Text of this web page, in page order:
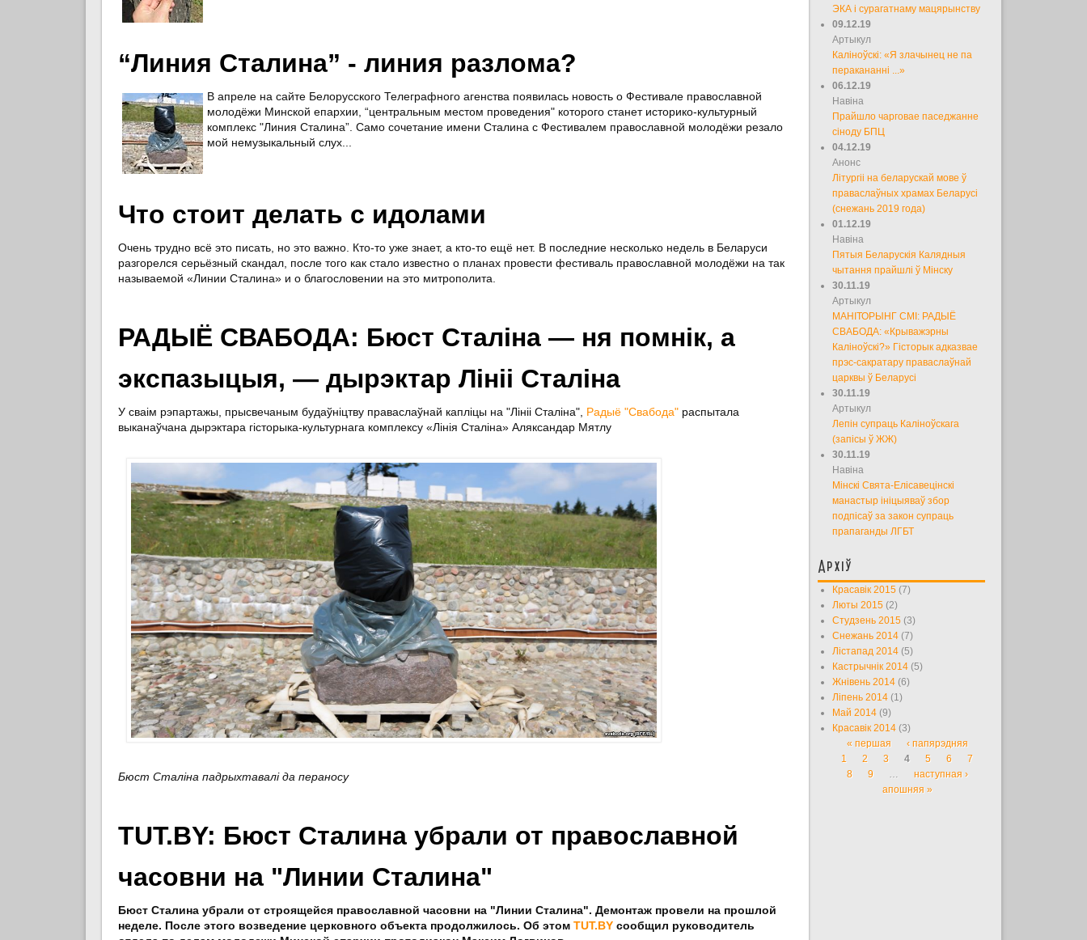
“Линия Сталина” - линия разлома?
В апреле на сайте Белорусского Телеграфного агенства появилась новость о Фестивале православной
молодёжи Минской епархии, “центральным местом проведения" которого станет историко-культурный
комплекс "Линия Сталина”. Само сочетание имени Сталина с Фестивалем православной молодёжи резало
мой немузыкальный слух...
Что стоит делать с идолами
Очень трудно всё это писать, но это важно. Кто-то уже знает, а кто-то ещё нет. В последние несколько недель в Беларуси
разгорелся серьёзный скандал, после того как стало известно о планах провести фестиваль православной молодёжи на так
называемой «Линии Сталина» и о благословении на это митрополита.
РАДЫЁ СВАБОДА: Бюст Сталіна — ня помнік, а
экспазыцыя, — дырэктар Лініі Сталіна
У сваім рэпартажы, прысвечаным будаўніцтву праваслаўнай капліцы на "Лініі Сталіна", Радыё "Свабода" распытала
выканаўчана дырэктара гісторыка-культурнага комплексу «Лінія Сталіна» Аляксандар Мятлу
Бюст Сталіна падрыхтавалі да пераносу
TUT.BY: Бюст Сталина убрали от православной
часовни на "Линии Сталина"
Бюст Сталина убрали от строящейся православной часовни на "Линии Сталина". Демонтаж провели на прошлой
неделе. После этого возведение церковного объекта продолжилось. Об этом TUT.BYсообщил руководитель
ЭКА і сурагатнаму мацярынству
09.12.19
Артыкул
Каліноўскі: «Я злачынец не па
перакананні ...»
06.12.19
Навіна
Прайшло чарговае паседжанне
сіноду БПЦ
04.12.19
Анонс
Літургіі на беларускай мове ў
праваслаўных храмах Беларусі
(снежань 2019 года)
01.12.19
Навіна
Пятыя Беларускія Калядныя
чытання прайшлі ў Мінску
30.11.19
Артыкул
МАНІТОРЫНГ СМІ: РАДЫЁ
СВАБОДА: «Крыважэрны
Каліноўскі?» Гісторык адказвае
прэс-сакратару праваслаўнай
царквы ў Беларусі
30.11.19
Артыкул
Лепін супраць Каліноўскага
(запісы ў ЖЖ)
30.11.19
Навіна
Мінскі Свята-Елісавецінскі
манастыр ініцыяваў збор
подпісаў за закон супраць
прапаганды ЛГБТ
Архіў
Красавік 2015 (7)
Люты 2015 (2)
Студзень 2015 (3)
Снежань 2014 (7)
Лістапад 2014 (5)
Кастрычнік 2014 (5)
Жнівень 2014 (6)
Ліпень 2014 (1)
Май 2014 (9)
Красавік 2014 (3)
Старонкі
« першая
‹ папярэдняя
1
2 3 4 5 6
7
8
9 …
наступная ›
апошняя »